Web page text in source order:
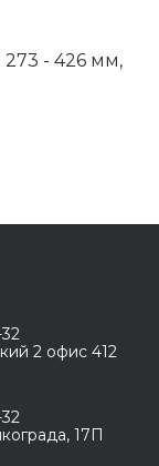
- 426 мм,
2 офис 412
17П